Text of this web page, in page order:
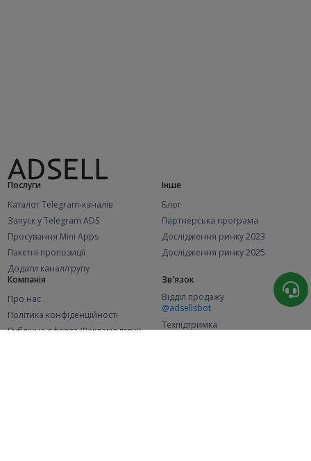
Послуги
Каталог Telegram-каналів
Запуск у Telegram ADS
Просування Mini Apps
Пакетні пропозиції
Додати канал/групу
Інше
Блог
Партнерська програма
Дослідження ринку 2023
Дослідження ринку 2025
Компанія
Про нас
Політика конфіденційності
Публічна оферта (Рекламодавці)
Зв'язок
Відділ продажу
@adsellsbot
Техпідтримка